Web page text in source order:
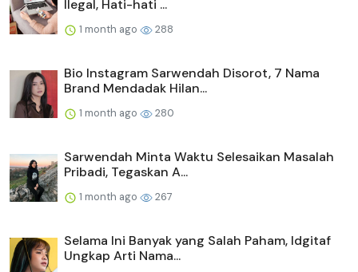
Ilegal, Hati-hati ...
1 month ago 288
Bio Instagram Sarwendah Disorot, 7 Nama
Brand Mendadak Hilan...
1 month ago 280
Sarwendah Minta Waktu Selesaikan Masalah
Pribadi, Tegaskan A...
1 month ago 267
Selama Ini Banyak yang Salah Paham, Idgitaf
Ungkap Arti Nama...